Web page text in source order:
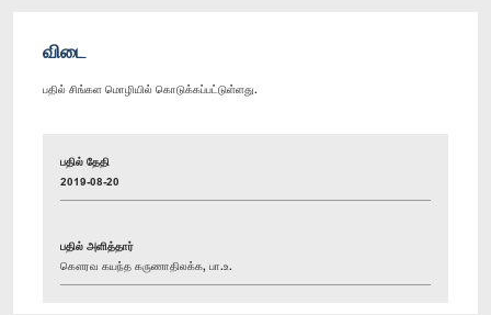
விடை
பதில் சிங்கள மொழியில் கொடுக்கப்பட்டுள்ளது.
பதில் தேதி
2019-08-20
பதில் அளித்தார்
கௌரவ கயந்த கருணாதிலக்க, பா.உ.